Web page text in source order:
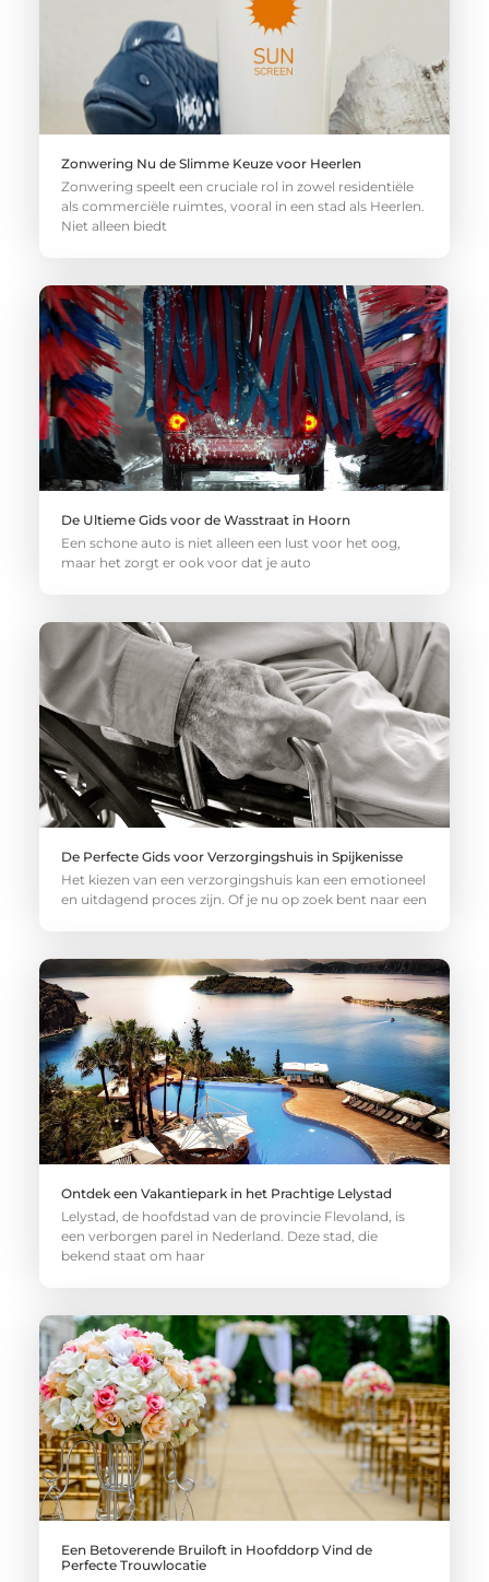
Zonwering Nu de Slimme Keuze voor Heerlen
Zonwering speelt een cruciale rol in zowel residentiële
als commerciële ruimtes, vooral in een stad als Heerlen.
Niet alleen biedt
De Ultieme Gids voor de Wasstraat in Hoorn
Een schone auto is niet alleen een lust voor het oog,
maar het zorgt er ook voor dat je auto
De Perfecte Gids voor Verzorgingshuis in Spijkenisse
Het kiezen van een verzorgingshuis kan een emotioneel
en uitdagend proces zijn. Of je nu op zoek bent naar een
Ontdek een Vakantiepark in het Prachtige Lelystad
Lelystad, de hoofdstad van de provincie Flevoland, is
een verborgen parel in Nederland. Deze stad, die
bekend staat om haar
Een Betoverende Bruiloft in Hoofddorp Vind de
Perfecte Trouwlocatie